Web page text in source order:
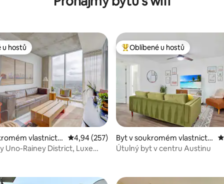
z 5, 317 hodnocení
u hostů
u hostů
vlastnictví Průměrné hodnocení 4,94 z 5, 257 hodnocení
4,94 (257)
Uno-Rainey District, Luxe
Nejlepší v kategorii Oblíbené u
Oblíbené u hostů
Byt v soukromém vlastnictví
ve městě Austin
Útulný byt v centru Austinu